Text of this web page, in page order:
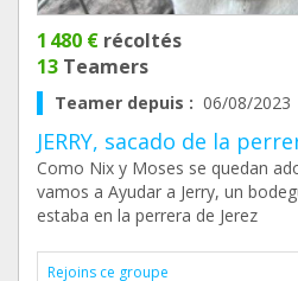
1 480 € récoltés
13 Teamers
Teamer depuis : 06/08/2023
JERRY, sacado de la
Como Nix y Moses se quedan
vamos a Ayudar a Jerry, un
estaba en la perrera de Jerez
Rejoins ce groupe